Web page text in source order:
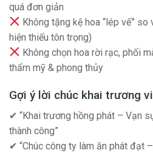
quá đơn giản
Không tặng kệ hoa “lép vế”
hiện thiếu tôn trọng)
Không chọn hoa rời rạc, phối
thẩm mỹ & phong thủy
Gợi ý lời chúc khai trương
✔ “Khai trương hồng phát – Vạn
thành công”
✔ “Chúc công ty làm ăn phát đạt